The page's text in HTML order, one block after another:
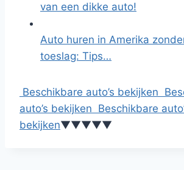
van een dikke auto!
Auto huren in Amerika
toeslag: Tips…
Beschikbare auto’s bekijken
auto’s bekijken Beschikbare
bekijken▼▼▼▼▼